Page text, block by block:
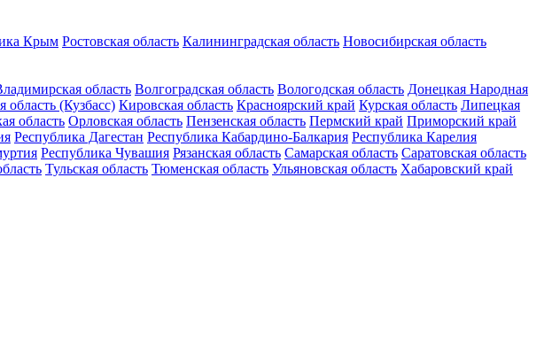
Крым Ростовская область Калининградская область Новосибирская область
область Волгоградская область Вологодская область Донецкая Народная
область (Кузбасс) Кировская область Красноярский край Курская область Липецкая
область Орловская область Пензенская область Пермский край Приморский край
Республика Дагестан Республика Кабардино-Балкария Республика Карелия
Республика Чувашия Рязанская область Самарская область Саратовская область
Тульская область Тюменская область Ульяновская область Хабаровский край